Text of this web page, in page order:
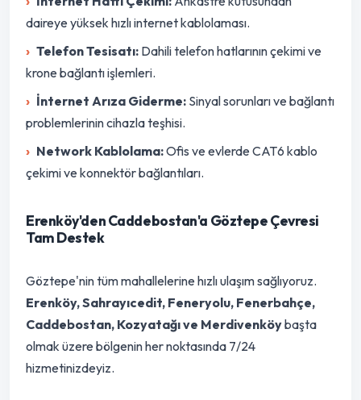
daireye yüksek hızlı internet kablolaması.
Telefon Tesisatı: Dahili telefon hatlarının çekimi ve
krone bağlantı işlemleri.
İnternet Arıza Giderme: Sinyal sorunları ve bağlantı
problemlerinin cihazla teşhisi.
Network Kablolama:Ofis ve evlerde CAT6 kablo
çekimi ve konnektör bağlantıları.
Erenköy'den Caddebostan'a Göztepe Çevresi
Tam Destek
Göztepe'nin tüm mahallelerine hızlı ulaşım sağlıyoruz.
Erenköy, Sahrayıcedit, Feneryolu, Fenerbahçe,
Caddebostan, Kozyatağı ve Merdivenköybaşta
olmak üzere bölgenin her noktasında 7/24
hizmetinizdeyiz.